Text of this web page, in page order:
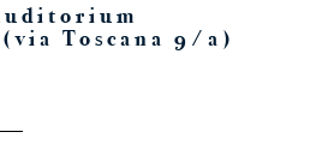
Toscana 9/a)